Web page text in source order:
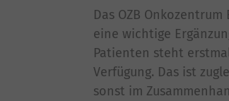
Das OZB
eine wichtige
Patienten steht
Verfügung. Das ist
sonst im